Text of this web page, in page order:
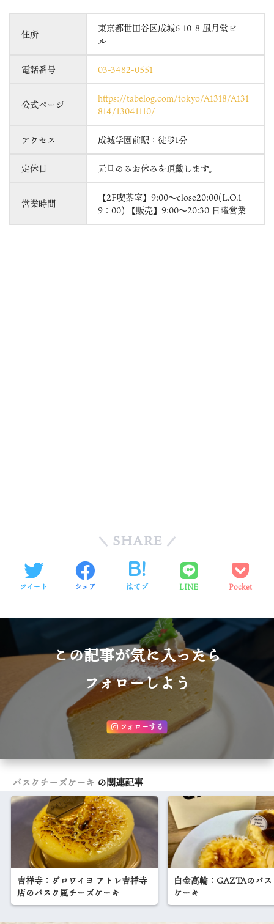
住所
東京都世田谷区成城6-10-8 風月堂ビ
ル
電話番号 03-3482-0551
公式ページ
https://tabelog.com/tokyo/A1318/A131
814/13041110/
アクセス 成城学園前駅：徒歩1分
定休日 元旦のみお休みを頂戴します。
営業時間
【2F喫茶室】9:00～close20:00(L.O.1
9：00) 【販売】9:00～20:30 日曜営業
SHARE
ツイート シェア はてブ LINE Pocket
この記事が気に入ったら
フォローしよう
フォローする
バスクチーズケーキ の関連記事
吉祥寺：ダロワイヨ アトレ吉祥寺
店のバスク風チーズケーキ
白金高輪：GAZTAのバ
ケーキ